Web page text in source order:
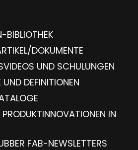
BIBLIOTHEK
DOKUMENTE
UND SCHULUNGEN
DEFINITIONEN
PRODUKTINNOVATIONEN IN
FAB-NEWSLETTERS